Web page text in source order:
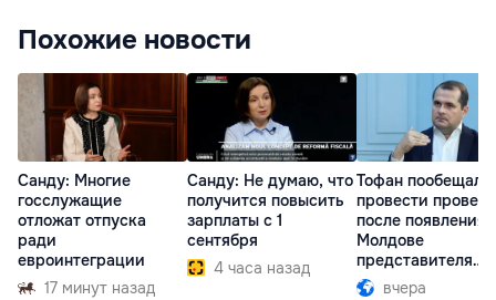
Похожие новости
Санду: Многие
госслужащие
отложат отпуска
ради
евроинтеграции
17 минут назад
Санду: Не думаю, что
получится повысить
зарплаты с 1
сентября
4 часа назад
Тофан пообещал
провести
после появления
Молдове
представителя
Южной Осетии
вчера